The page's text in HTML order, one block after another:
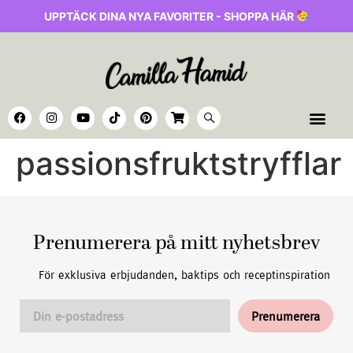
UPPTÄCK DINA NYA FAVORITER - SHOPPA HÄR
passionsfruktstryfflar
Prenumerera på mitt nyhetsbrev
För exklusiva erbjudanden, baktips och receptinspiration